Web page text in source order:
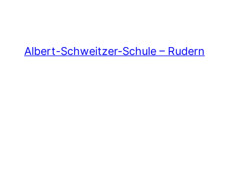
springen
Albert-Schweitzer-Schule – Rudern